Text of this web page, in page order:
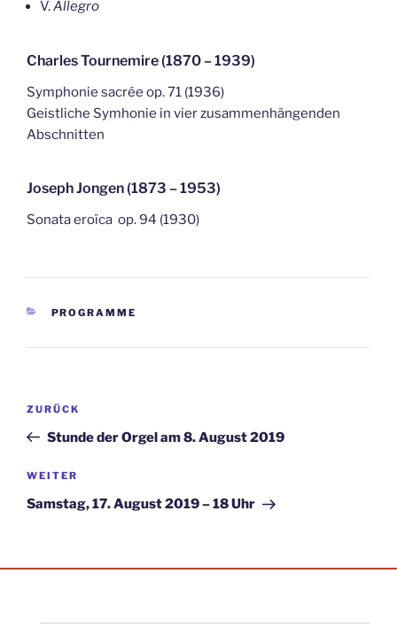
V.Allegro
Charles Tournemire (1870 – 1939)
Symphonie sacrée op. 71 (1936)
Geistliche Symhonie in vier zusammenhängenden
Abschnitten
Joseph Jongen (1873 – 1953)
Sonata eroïca op. 94 (1930)
KATEGORIEN
PROGRAMME
Beitragsnavigation
Vorheriger
Beitrag
ZURÜCK
Stunde der Orgel am 8. August 2019
Nächster
Beitrag
WEITER
Samstag, 17. August 2019 – 18 Uhr